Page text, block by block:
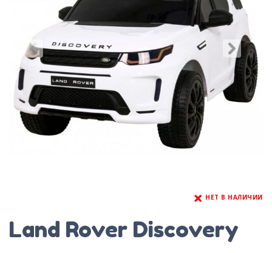
НЕТ В НАЛИЧИИ
Land Rover Discovery